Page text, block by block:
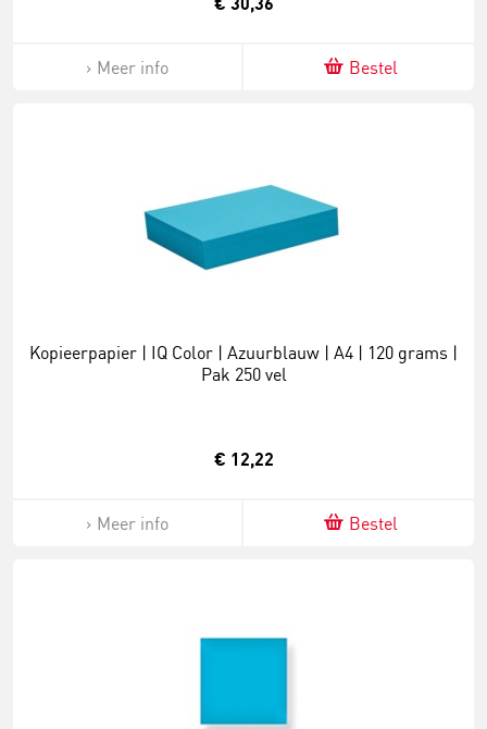
Meer info Bestel
Kopieerpapier | IQ Color | Azuurblauw | A4 | 120 grams |
Pak 250 vel
€ 12,22
Meer info Bestel